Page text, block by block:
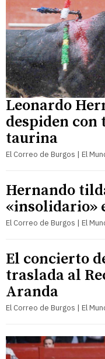
Leonardo
despiden
taurina
El Correo de Burgos | El
Hernando
«insolidario»
El Correo de Burgos | El
El concierto
traslada al
Aranda
El Correo de Burgos | El